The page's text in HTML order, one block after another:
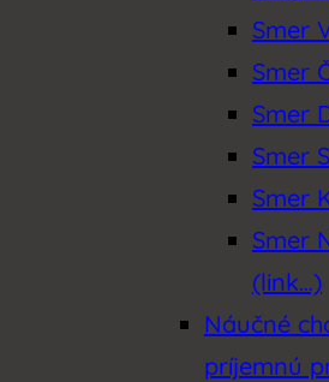
Smer
Smer
Smer
Smer
Smer
Smer
(link…)
Náučné
príjemnú